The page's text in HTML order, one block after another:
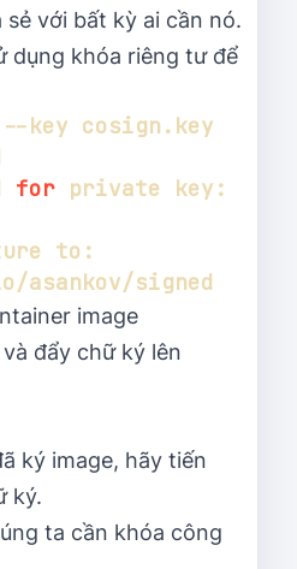
sẻ với bất kỳ ai cần nó.
dụng khóa riêng tư để
key cosign.key
for
to:
image
và đẩy chữ ký lên
ký image, hãy tiến
ký.
ta cần khóa công